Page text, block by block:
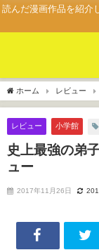
読んだ漫画作品を紹介
ホーム レビュー
レビュー 小学館
史上最強の弟
ュー
2017年11月26日